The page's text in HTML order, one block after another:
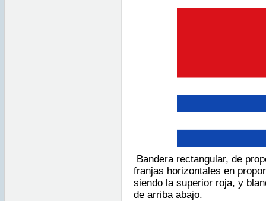
Bandera rectangular, de
franjas horizontales en
siendo la superior roja, y
de arriba abajo.